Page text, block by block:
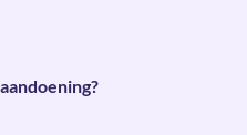
(Vereist)